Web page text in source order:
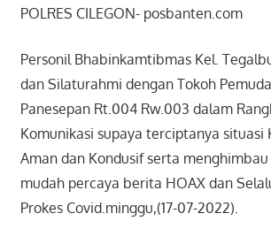
POLRES CILEGON- posbanten.com
Personil Bhabinkamtibmas Kel.
dan Silaturahmi dengan Tokoh
Panesepan Rt.004 Rw.003 dalam
Komunikasi supaya terciptanya situasi
Aman dan Kondusif serta
mudah percaya berita HOAX dan
Prokes Covid.minggu,(17-07-2022).